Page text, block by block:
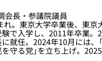
会長・参議院議員
。東京大学卒業後、東
で入学し、2011年卒業
就任。2024年10月には、
守る党」を立ち上げ。